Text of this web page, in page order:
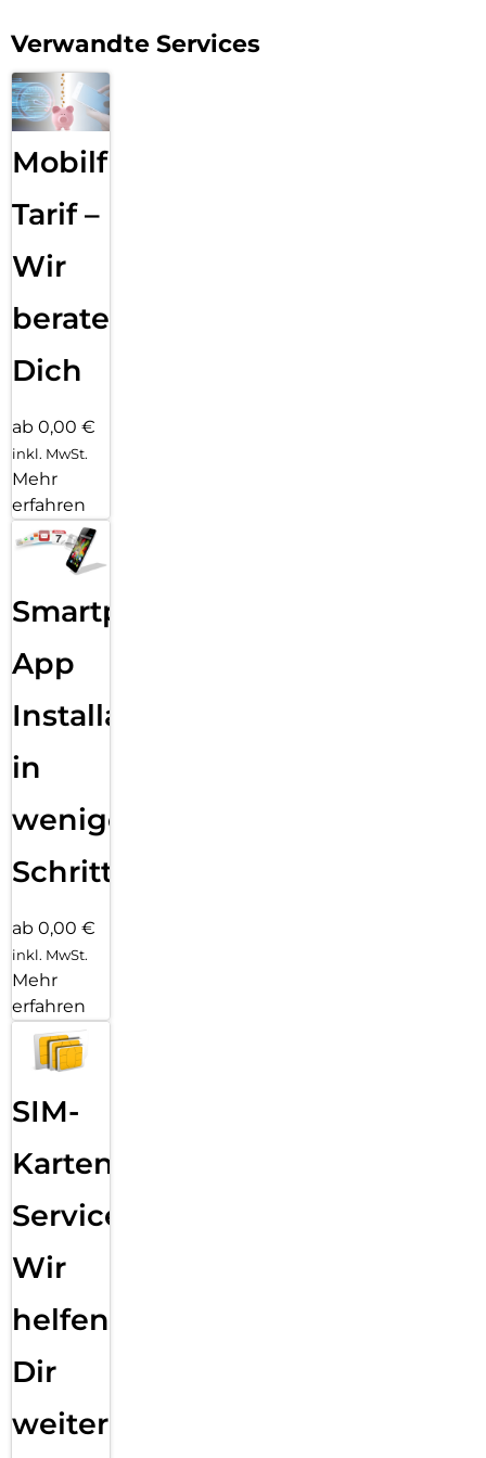
Farbe und die Feinheiten deines Geräts voll zur Geltung zu
bringen.
Verwandte Services
Mobilfunk
Tarif –
Wir
beraten
Dich
ab 0,00 €
inkl. MwSt.
Mehr
erfahren
Smartphone
App
Installation
in
wenigen
Schritten
ab 0,00 €
inkl. MwSt.
Mehr
erfahren
SIM-
Karten
Service:
Wir
helfen
Dir
weiter